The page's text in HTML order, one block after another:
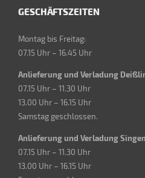
GESCHÄFTSZEITEN
Montag bis Freitag:
07.15 Uhr – 16.45 Uhr
Anlieferung und Verladung
07.15 Uhr – 11.30 Uhr
13.00 Uhr – 16.15 Uhr
Samstag geschlossen.
Anlieferung und Verladung
07.15 Uhr – 11.30 Uhr
13.00 Uhr – 16.15 Uhr